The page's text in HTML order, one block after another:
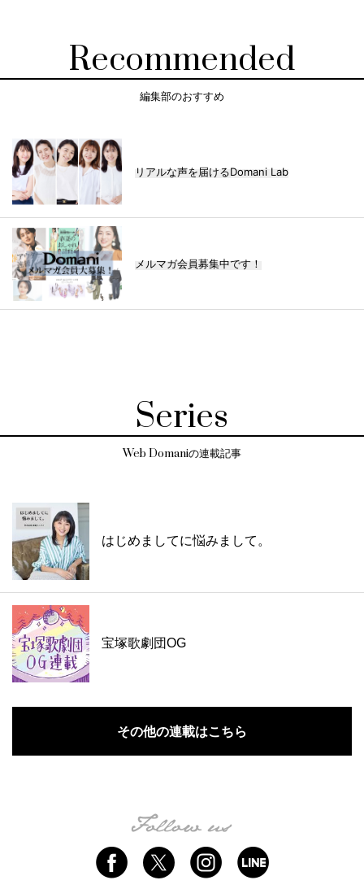
Recommended
編集部のおすすめ
リアルな声を届けるDomani Lab
メルマガ会員募集中です！
Series
Web Domaniの連載記事
はじめましてに悩みまして。
宝塚歌劇団OG
その他の連載はこちら